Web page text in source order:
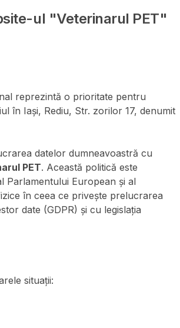
ul "Veterinarul PET"
reprezintă o prioritate pentru
în Iași, Rediu, Str. zorilor 17, denumit
datelor dumneavoastră cu
PET. Această politică este
Parlamentului European și al
în ceea ce privește prelucrarea
date (GDPR) și cu legislația
situații: